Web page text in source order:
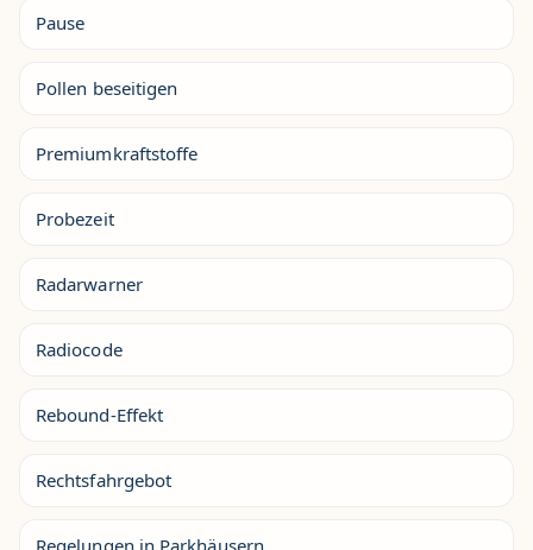
Pause
Pollen beseitigen
Premiumkraftstoffe
Probezeit
Radarwarner
Radiocode
Rebound-Effekt
Rechtsfahrgebot
Regelungen in Parkhäusern